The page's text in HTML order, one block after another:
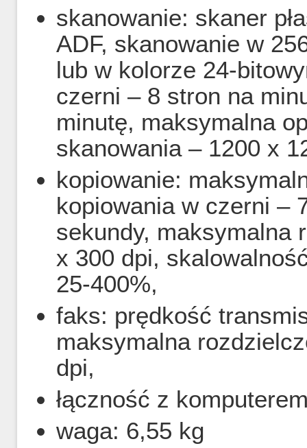
skanowanie: skaner
ADF, skanowanie w
lub w kolorze 24-
czerni – 8 stron na
minutę, maksymalna
skanowania – 1200 x
kopiowanie:
kopiowania w czerni –
sekundy, maksymalna
x 300 dpi,
25-400%,
faks: prędkość
maksymalna
dpi,
łączność z
waga: 6,55 kg